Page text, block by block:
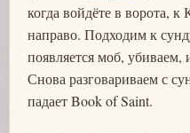
когда войдёте в ворота,
направо. Подходим к
появляется моб, убиваем,
Снова разговариваем с
падает Book of Saint.